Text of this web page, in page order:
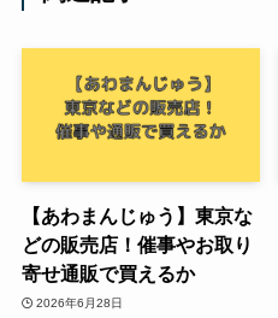
【あわまんじゅう】東京な
どの販売店！催事やお取り
寄せ通販で買えるか
2026年6月28日